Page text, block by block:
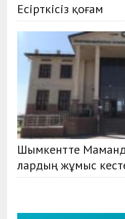
Есірткісіз қоғам
Шымкентте
лардың жұмыс